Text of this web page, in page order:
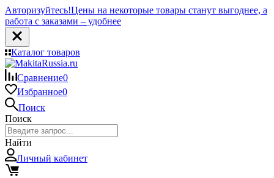
Авторизуйтесь!Цены на некоторые товары станут выгоднее, а
работа с заказами – удобнее
Каталог товаров
Сравнение0
Избранное0
Поиск
Поиск
Найти
Личный кабинет